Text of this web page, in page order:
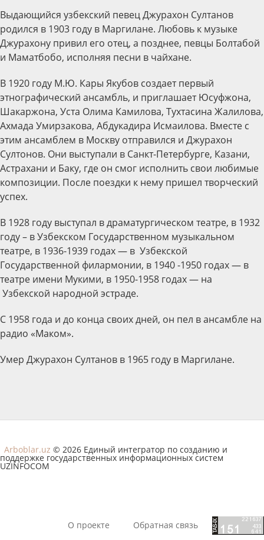
Выдающийся узбекский певец Джурахон Султанов
родился в 1903 году в Маргилане. Любовь к музыке
Джурахону привил его отец, а позднее, певцы Болтабой
и Маматбобо, исполняя песни в чайхане.
В 1920 году М.Ю. Кары Якубов создает первый
этнографический ансамбль, и приглашает Юсуфжона,
Шакаржона, Уста Олима Камилова, Тухтасина Жалилова,
Ахмада Умирзакова, Абдукадира Исмаилова. Вместе с
этим ансамблем в Москву отправился и Джурахон
Султонов. Они выступали в Санкт-Петербурге, Казани,
Астрахани и Баку, где он смог исполнить свои любимые
композиции. После поездки к нему пришел творческий
успех.
В 1928 году выступал в драматургическом театре, в 1932
году – в Узбекском Государственном музыкальном
театре, в 1936-1939 годах — в Узбекской
Государственной филармонии, в 1940 -1950 годах — в
театре имени Мукими, в 1950-1958 годах — на
Узбекской народной эстраде.
С 1958 года и до конца своих дней, он пел в ансамбле на
радио «Маком».
Умер Джурахон Султанов в 1965 году в Маргилане.
Arboblar.uz © 2026 Единый интегратор по созданию и
поддержке государственных информационных систем
UZINFOCOM
О проекте Обратная связь